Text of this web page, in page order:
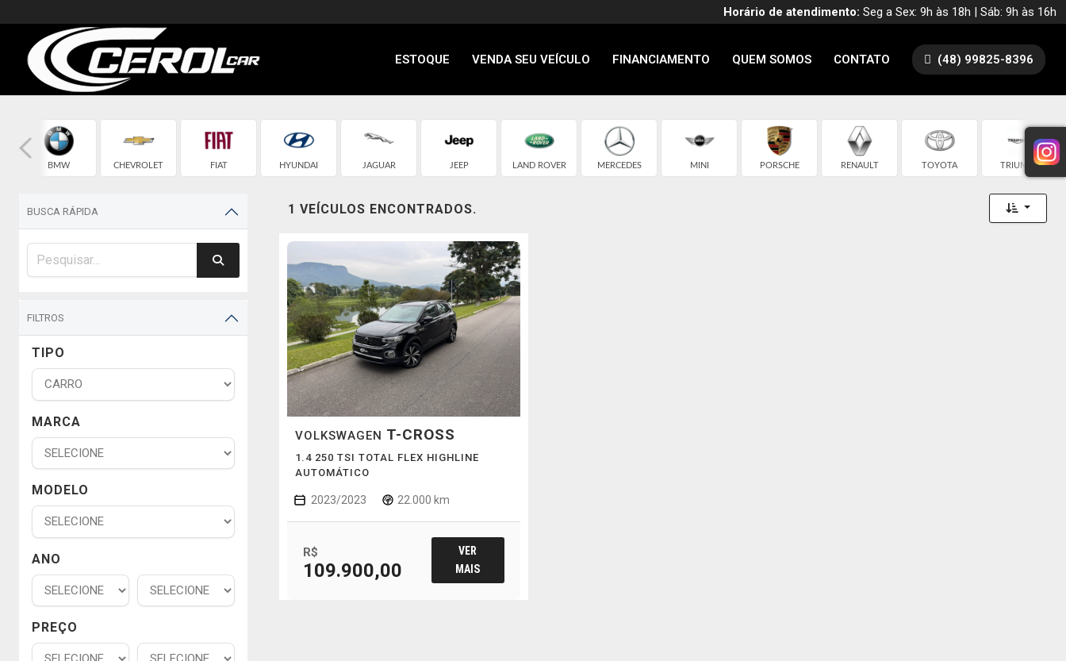
Horário de atendimento: Seg a Sex: 9h às 18h | Sáb: 9h às 16h
ESTOQUE VENDA SEU VEÍCULO FINANCIAMENTO QUEM SOMOS CONTATO (48) 99825-8396
BMW CHEVROLET FIAT HYUNDAI JAGUAR JEEP LAND ROVER MERCEDES MINI PORSCHE RENAULT TOYOTA TRIUMPH
BUSCA RÁPIDA
FILTROS
TIPO
MARCA
MODELO
ANO
PREÇO
1 VEÍCULOS ENCONTRADOS. Toggle
VOLKSWAGEN T-CROSS
1.4 250 TSI TOTAL FLEX HIGHLINE
AUTOMÁTICO
2023/2023 22.000 km
R$
109.900,00
VER
MAIS